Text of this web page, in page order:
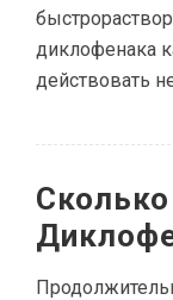
диклофенака
действовать